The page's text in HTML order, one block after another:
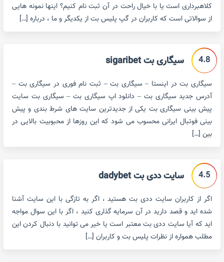
کلاهبرداری است یا با خیال راحت در آن ثبت نام کنیم؟ اینها نمونه هایی
از سوالاتی است که کاربران در گپ پلیس بت از یکدیگر و ما ، درباره […]
4.8 سیگاری بت sigaribet
سیگاری بت در اینستا – سیگاری بت – ثبت نام فوری در سیگاری بت –
آدرس جدید سیگاری بت – دانلود اپ سیگاری بت – سیگاری بت سایت
پیش بینی سیگاری بت یکی از جدیدترین سایت های شرط بندی و پیش
بینی فوتبال ایرانی محسوب می شود که این روزها از محبوبیت بالایی در
بین […]
4.5 سایت ددی بت dadybet
اگر از کاربران سایت ددی بت هستید ، اگر به تازگی با این سایت آشنا
شده اید و قصد دارید در آن سرمایه گذاری کنید ، اگر با این سوال مواجه
اید که آیا سایت ددی بت معتبر است یا خیر می توانید با دنبال کردن این
مطلب همواره از نظرات پلیس بت و کاربران […]